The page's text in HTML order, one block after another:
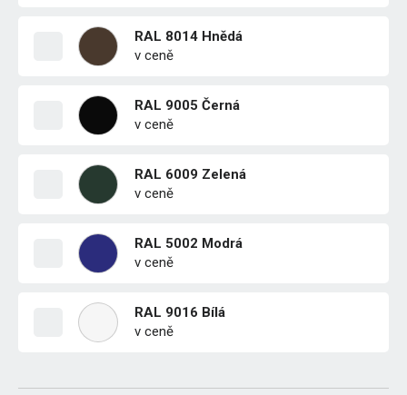
RAL 8014 Hnědá
v ceně
RAL 9005 Černá
v ceně
RAL 6009 Zelená
v ceně
RAL 5002 Modrá
v ceně
RAL 9016 Bílá
v ceně